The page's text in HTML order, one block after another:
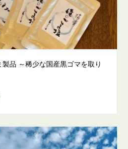
品 ～稀少な国産黒ゴマを取り